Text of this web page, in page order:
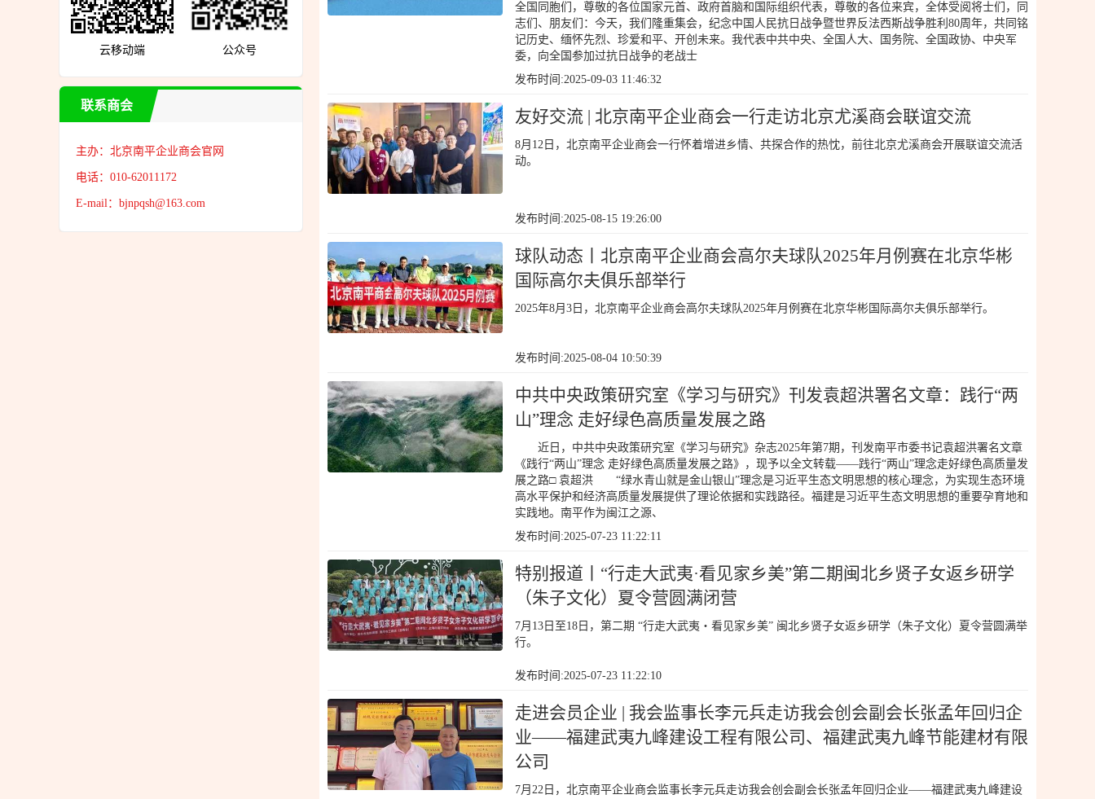
云移动端 公众号
联系商会
主办：北京南平企业商会官网
电话：010-62011172
E-mail：bjnpqsh@163.com
全国同胞们，尊敬的各位国家元首、政府首脑和国际组织代表，尊敬的各位来宾，全体受阅将士们，同
志们、朋友们：今天，我们隆重集会，纪念中国人民抗日战争暨世界反法西斯战争胜利80周年，共同铭
记历史、缅怀先烈、珍爱和平、开创未来。我代表中共中央、全国人大、国务院、全国政协、中央军
委，向全国参加过抗日战争的老战士
发布时间:2025-09-03 11:46:32
友好交流 | 北京南平企业商会一行走访北京尤溪商会联谊交流
8月12日，北京南平企业商会一行怀着增进乡情、共探合作的热忱，前往北京尤溪商会开展联谊交流活
动。
发布时间:2025-08-15 19:26:00
球队动态丨北京南平企业商会高尔夫球队2025年月例赛在北京华彬
国际高尔夫俱乐部举行
2025年8月3日，北京南平企业商会高尔夫球队2025年月例赛在北京华彬国际高尔夫俱乐部举行。
发布时间:2025-08-04 10:50:39
中共中央政策研究室《学习与研究》刊发袁超洪署名文章：践行“两
山”理念 走好绿色高质量发展之路
近日，中共中央政策研究室《学习与研究》杂志2025年第7期，刊发南平市委书记袁超洪署名文章
《践行“两山”理念 走好绿色高质量发展之路》，现予以全文转载——践行“两山”理念走好绿色高质量发
展之路□ 袁超洪 “绿水青山就是金山银山”理念是习近平生态文明思想的核心理念，为实现生态环境
高水平保护和经济高质量发展提供了理论依据和实践路径。福建是习近平生态文明思想的重要孕育地和
实践地。南平作为闽江之源、
发布时间:2025-07-23 11:22:11
特别报道丨“行走大武夷·看见家乡美”第二期闽北乡贤子女返乡研学
（朱子文化）夏令营圆满闭营
7月13日至18日，第二期 “行走大武夷・看见家乡美” 闽北乡贤子女返乡研学（朱子文化）夏令营圆满举
行。
发布时间:2025-07-23 11:22:10
走进会员企业 | 我会监事长李元兵走访我会创会副会长张孟年回归企
业——福建武夷九峰建设工程有限公司、福建武夷九峰节能建材有限
公司
7月22日，北京南平企业商会监事长李元兵走访我会创会副会长张孟年回归企业——福建武夷九峰建设